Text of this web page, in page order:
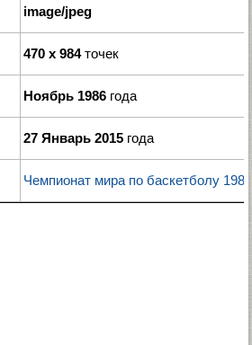
image/jpeg
470 x 984точек
Ноябрь 1986 года
27 Январь 2015 года
Чемпионат мира по баскетболу